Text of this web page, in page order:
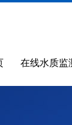
在线水质监